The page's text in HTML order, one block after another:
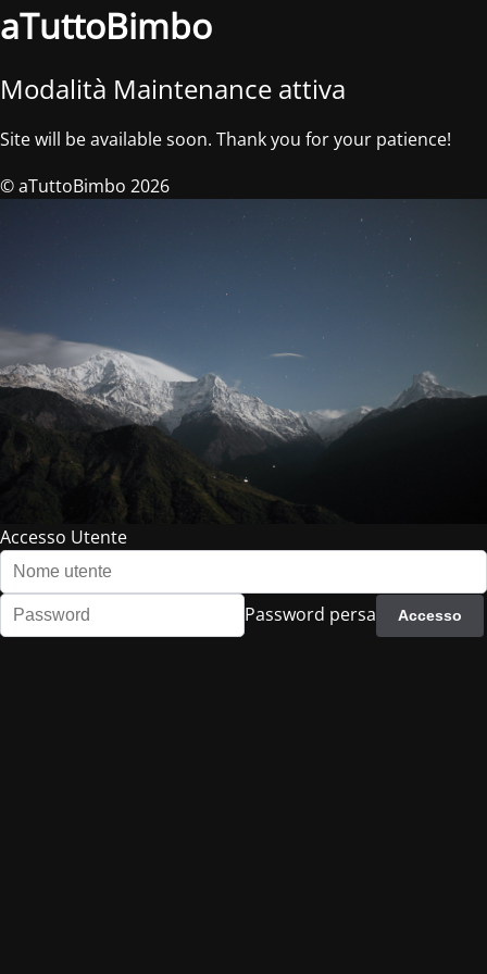
aTuttoBimbo
Modalità Maintenance attiva
Site will be available soon. Thank you for your patience!
© aTuttoBimbo 2026
Accesso Utente
Password persa